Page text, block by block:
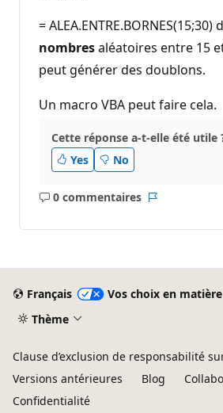
e
r
é
p
u
t
n
= ALEA.ENTRE.BORNES(15;30)
nombresaléatoires entre 15
peut générer des doublons.
Un macro VBA peut faire cela.
Cette réponse a-t-elle été utile
Yes
No
0 commentaires
Aucun
Français
Vos choix en
Thème
Clause d’exclusion de responsabilité
Versions antérieures
Blog
Confidentialité